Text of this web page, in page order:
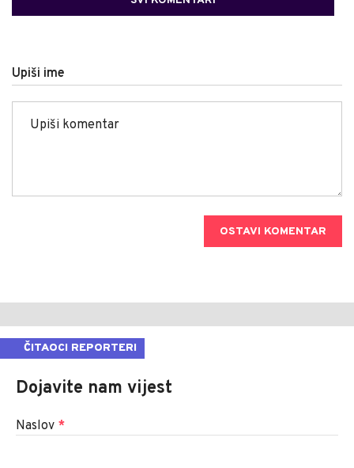
Upiši ime
OSTAVI KOMENTAR
ČITAOCI REPORTERI
Dojavite nam vijest
Naslov *